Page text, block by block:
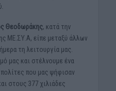
Θεοδωράκης, κατά την
ΜΕ.ΣΥ.Α, είπε μεταξύ άλλων
τη λειτουργία μας.
μας και στέλνουμε ένα
που μας ψήφισαν
στους 377 χιλιάδες